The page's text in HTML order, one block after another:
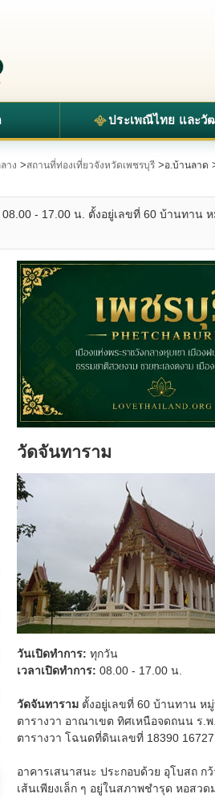
ประเพณีไทย และวั
าง >สถานที่ท่องเที่ยวจังหวัดเพชรบุรี >อ.บ้านลาด
08.00 - 17.00 น. ตั้งอยู่เลขที่ 60 บ้านทา
วัดจันทาราม
วันเปิดทำการ: ทุกวัน
เวลาเปิดทำการ: 08.00 - 17.00 น.
วัดจันทารามตั้งอยู่เลขที่ 60 บ้านทาน ห
ตารางวา อาณาเขต ทิศเหนือจดถนน ร.
ตารางวา โฉนดที่ดินเลขที่ 18390
อาคารเสนาสนะ ประกอบด้วย อุโบสถ ก
เส้นเพียงเล็ก ๆ อยู่ในสภาพชำรุด หอสว